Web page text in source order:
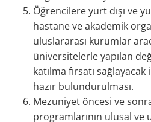
Öğrencilere yurt dışı ve
hastane ve akademik
uluslararası kurumlar
üniversitelerle yapılan
katılma fırsatı sağlayacak
hazır bulundurulması.
Mezuniyet öncesi ve
programlarının ulusal ve